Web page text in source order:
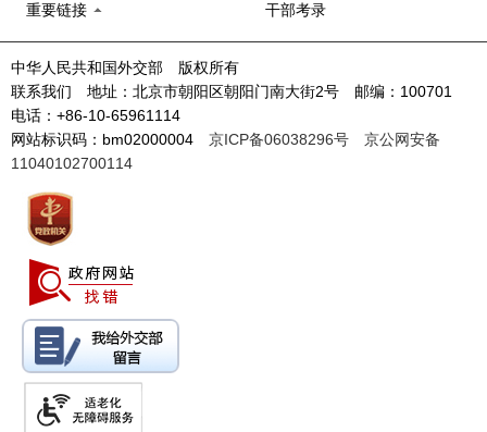
重要链接 干部考录
中华人民共和国外交部 版权所有
联系我们 地址：北京市朝阳区朝阳门南大街2号 邮编：100701
电话：+86-10-65961114
网站标识码：bm02000004 京ICP备06038296号
京公网安备
11040102700114